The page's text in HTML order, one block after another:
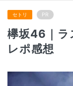
セトリ PR
欅坂46｜ラ
レポ感想